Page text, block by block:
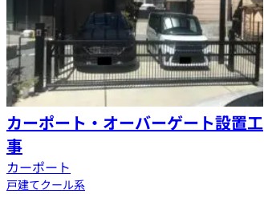
カーポート・オーバーゲート設置工
事
カーポート
戸建てクール系